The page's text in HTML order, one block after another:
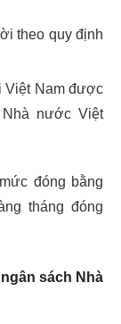
theo quy định
Việt Nam được
nước Việt
đóng bằng
tháng đóng
sách Nhà